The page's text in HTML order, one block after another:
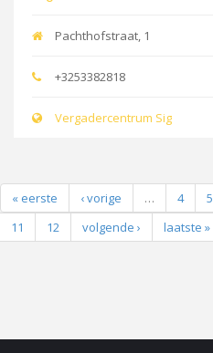
Pachthofstraat, 1
+3253382818
Vergadercentrum Sig
« eerste ‹ vorige … 4 5
11
12 volgende › laatste »